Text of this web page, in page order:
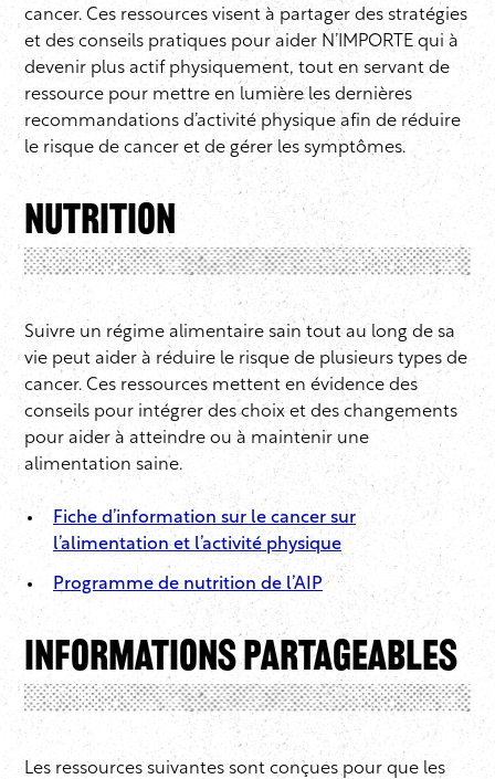
cancer. Ces ressources visent à partager des stratégies
et des conseils pratiques pour aider N’IMPORTE qui à
devenir plus actif physiquement, tout en servant de
ressource pour mettre en lumière les dernières
recommandations d’activité physique afin de réduire
le risque de cancer et de gérer les symptômes.
Nutrition
Suivre un régime alimentaire sain tout au long de sa
vie peut aider à réduire le risque de plusieurs types de
cancer. Ces ressources mettent en évidence des
conseils pour intégrer des choix et des changements
pour aider à atteindre ou à maintenir une
alimentation saine.
Fiche d’information sur le cancer sur
l’alimentation et l’activité physique
Programme de nutrition de l’AIP
Informations partageables
Les ressources suivantes sont conçues pour que les